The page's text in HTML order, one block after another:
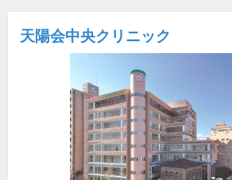
天陽会中央クリニック